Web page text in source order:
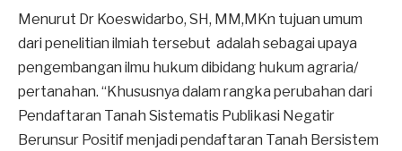
Menurut Dr Koeswidarbo, SH, MM,MKn tujuan umum
dari penelitian ilmiah tersebut adalah sebagai upaya
pengembangan ilmu hukum dibidang hukum agraria/
pertanahan. “Khususnya dalam rangka perubahan dari
Pendaftaran Tanah Sistematis Publikasi Negatir
Berunsur Positif menjadi pendaftaran Tanah Bersistem